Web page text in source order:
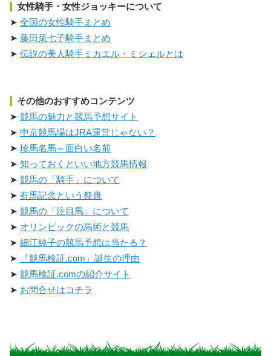
女性騎手・女性ジョッキーについて
全国の女性騎手まとめ
藤田菜七子騎手まとめ
伝説の美人騎手ミカエル・ミシェルとは
その他のおすすめコンテンツ
競馬の魅力と競馬予想サイト
中京競馬場はJRA運営じゃない？
珍馬名馬～面白い名前
知っておくといい地方競馬情報
競馬の「騎手」について
有馬記念という祭典
競馬の「注目馬」について
オリンピックの馬術と競馬
細江純子の競馬予想は当たる？
『競馬検証.com』誕生の理由
競馬検証.comの紹介サイト
お問合せはコチラ